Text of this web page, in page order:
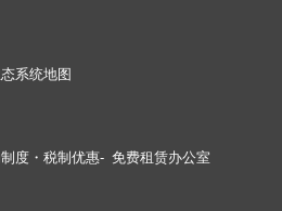
系统地图
度・税制优惠
免费租赁办公室